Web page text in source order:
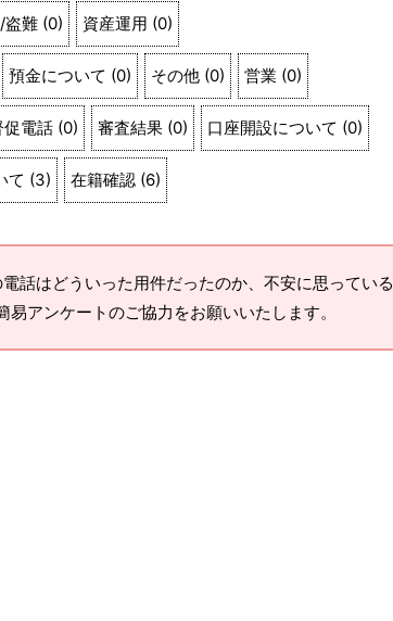
盗難 (0) 資産運用 (0)
預金について (0) その他 (0) 営業 (0)
促電話 (0) 審査結果 (0) 口座開設について (0)
て (3) 在籍確認 (6)
話はどういった用件だったのか、不安に思っている
アンケートのご協力をお願いいたします。